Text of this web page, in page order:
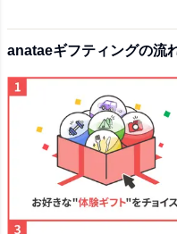
anataeギフティングの流